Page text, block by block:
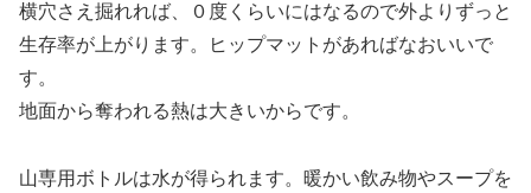
横穴さえ掘れれば、０度くらいにはなるので外よりずっと
生存率が上がります。ヒップマットがあればなおいいで
す。
地面から奪われる熱は大きいからです。
山専用ボトルは水が得られます。暖かい飲み物やスープを